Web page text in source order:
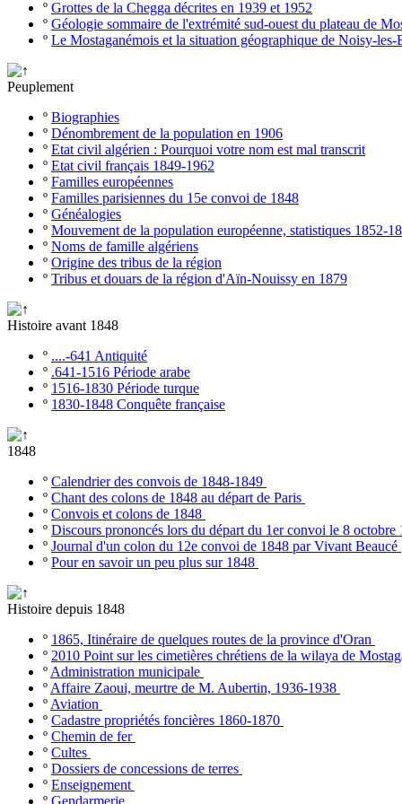
º Grottes de la Chegga décrites en 1939 et 1952
º Géologie sommaire de l'extrémité sud-ouest du plateau de
º Le Mostaganémois et la situation géographique de Noisy-les-
Peuplement
º Biographies
º Dénombrement de la population en 1906
º Etat civil algérien : Pourquoi votre nom est mal transcrit
º Etat civil français 1849-1962
º Familles européennes
º Familles parisiennes du 15e convoi de 1848
º Généalogies
º Mouvement de la population européenne, statistiques 1852-
º Noms de famille algériens
º Origine des tribus de la région
º Tribus et douars de la région d'Aïn-Nouissy en 1879
Histoire avant 1848
º ....-641 Antiquité
º .641-1516 Période arabe
º 1516-1830 Période turque
º 1830-1848 Conquête française
1848
º Calendrier des convois de 1848-1849
º Chant des colons de 1848 au départ de Paris
º Convois et colons de 1848
º Discours prononcés lors du départ du 1er convoi le 8 octobre
º Journal d'un colon du 12e convoi de 1848 par Vivant Beaucé
º Pour en savoir un peu plus sur 1848
Histoire depuis 1848
º 1865, Itinéraire de quelques routes de la province d'Oran
º 2010 Point sur les cimetières chrétiens de la wilaya de
º Administration municipale
º Affaire Zaoui, meurtre de M. Aubertin, 1936-1938
º Aviation
º Cadastre propriétés foncières 1860-1870
º Chemin de fer
º Cultes
º Dossiers de concessions de terres
º Enseignement
º Gendarmerie